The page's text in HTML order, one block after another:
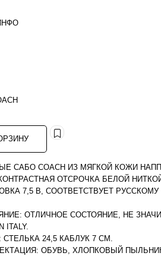
САБО COACH ИЗ МЯГКОЙ КОЖИ
ОТСРОЧКА БЕЛОЙ
7,5 В, СООТВЕТСТВУЕТ РУССКОМУ
ОТЛИЧНОЕ СОСТОЯНИЕ, НЕ
ITALY.
СТЕЛЬКА 24,5 КАБЛУК 7 СМ.
ОБУВЬ, ХЛОПКОВЫЙ